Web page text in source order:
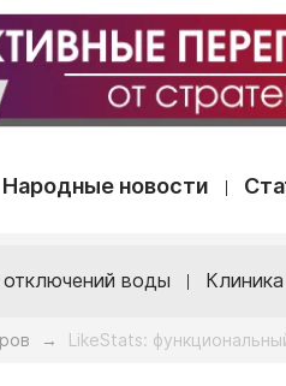
Народные новости
отключений воды
→ LikeStats: